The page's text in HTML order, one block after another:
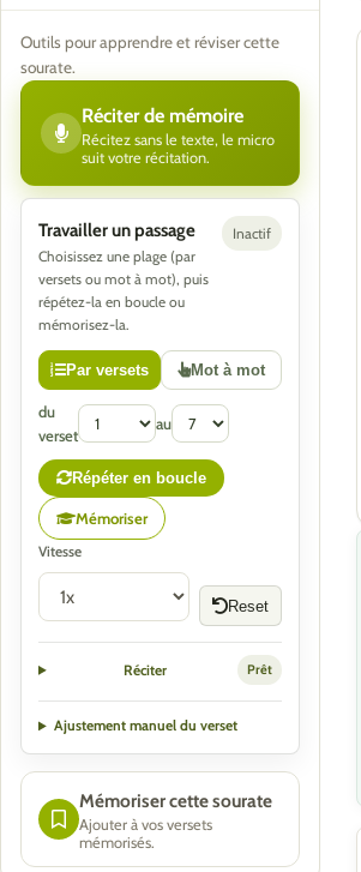
Outils pour apprendre et réviser cette
sourate.
Réciter de mémoire
Récitez sans le texte, le micro
suit votre récitation.
Travailler un passage
Choisissez une plage (par
versets ou mot à mot), puis
répétez-la en boucle ou
mémorisez-la.
Inactif
Par versets Mot à mot
du
verset
au
Répéter en boucle
Mémoriser
Vitesse
Reset
Réciter Prêt
Ajustement manuel du verset
Mémoriser cette sourate
Ajouter à vos versets
mémorisés.